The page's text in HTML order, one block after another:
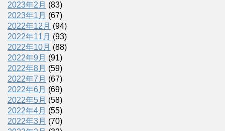
2023年2月 (83)
2023年1月 (67)
2022年12月 (94)
2022年11月 (93)
2022年10月 (88)
2022年9月 (91)
2022年8月 (59)
2022年7月 (67)
2022年6月 (69)
2022年5月 (58)
2022年4月 (55)
2022年3月 (70)